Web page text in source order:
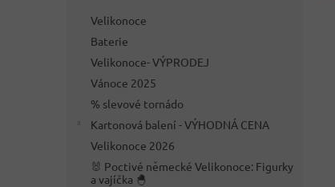
Velikonoce
Baterie
Velikonoce- VÝPRODEJ
Vánoce 2025
% slevové tornádo
Kartonová balení - VÝHODNÁ CENA
Velikonoce 2026
🐰 Poctivé německé Velikonoce: Figurky
a vajíčka 🐣